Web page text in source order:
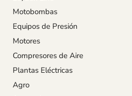
Motobombas
Equipos de Presión
Motores
Compresores de Aire
Plantas Eléctricas
Agro